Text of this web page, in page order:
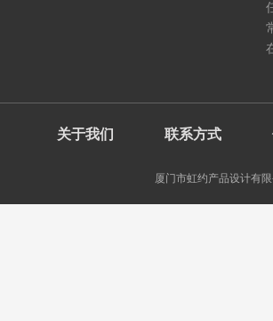
关于我们 联系方式
厦门市虹约产品设计有